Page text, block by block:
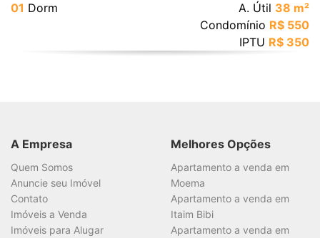
01 Dorm A. Útil 38 m²
Condomínio R$ 550
IPTU R$ 350
Vagas
Área Útil (m²)
A Empresa
Quem Somos
Anuncie seu Imóvel
Contato
Imóveis a Venda
Imóveis para Alugar
Melhores Opções
Apartamento a venda em
Moema
Apartamento a venda em
Itaim Bibi
Apartamento a venda em